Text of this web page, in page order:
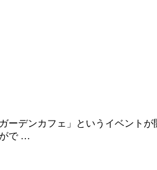
ーデンカフェ」というイベント
で …